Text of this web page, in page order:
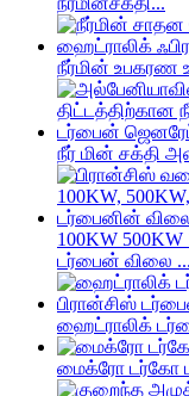
நீர்மின் உபகரண
நீர் மின் சக்தி
100KW
டர்பைன் விலை ...
ஹைட்ராலிக்
மைக்ரோ டர்கோ